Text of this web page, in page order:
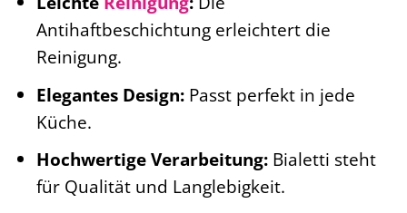
Antihaftbeschichtung erleichtert die
Reinigung.
Elegantes Design:Passt perfekt in jede
Küche.
Hochwertige Verarbeitung:Bialetti steht
für Qualität und Langlebigkeit.